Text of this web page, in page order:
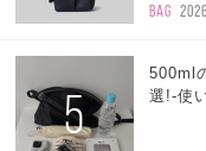
BAG
5
500ml
選!-使